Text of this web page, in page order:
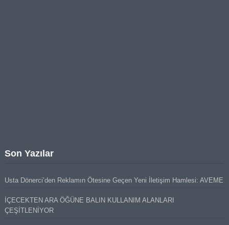
Son Yazılar
Usta Dönerci’den Reklamın Ötesine Geçen Yeni İletişim Hamlesi: AVEME
İÇECEKTEN ARA ÖĞÜNE BALIN KULLANIM ALANLARI
ÇEŞİTLENİYOR